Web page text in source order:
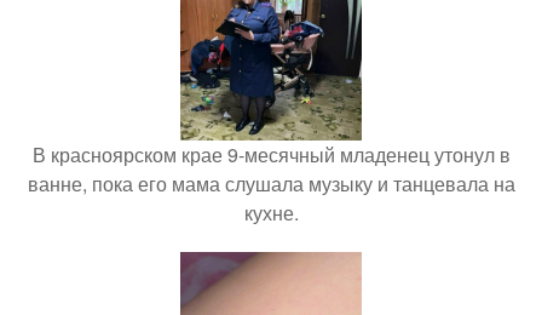
В красноярском крае 9-месячный младенец утонул в
ванне, пока его мама слушала музыку и танцевала на
кухне.